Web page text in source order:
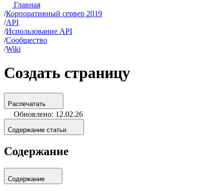
Главная
/Корпоративный сервер 2019
/API
/Использование API
/Сообщество
/Wiki
Создать страницу
Распечатать
Обновлено: 12.02.26
Содержание статьи
Содержание
Содержание